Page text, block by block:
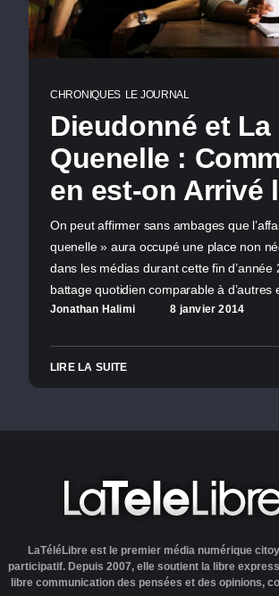
CHRONIQUES LE JOURNAL
Dieudonné et La
Quenelle :
en est-on Arrivé
On peut affirmer sans ambages que
quenelle » aura occupé une place non
dans les médias durant cette fin d’année
battage quotidien comparable à d’autres
Jonathan Halimi 8 janvier 2014
LIRE LA SUITE
LaTéléLibre est le premier média numérique
participatif. Depuis 2007, elle soutient la libre
libre communication des pensées et des opinions,